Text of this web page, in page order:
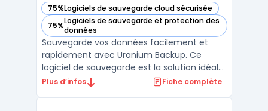
75%Logiciels de sauvegarde cloud sécurisée
— voir Uranium Backup dans cette catégorie
75%Logiciels de sauvegarde et protection des
données
— voir Uranium Backup dans cette catégorie
Sauvegarde vos données facilement et
rapidement avec Uranium Backup. Ce
logiciel de sauvegarde est la solution idéale
pour sécuriser vos fichiers sur tous types de
Plus d’infos Fiche complète